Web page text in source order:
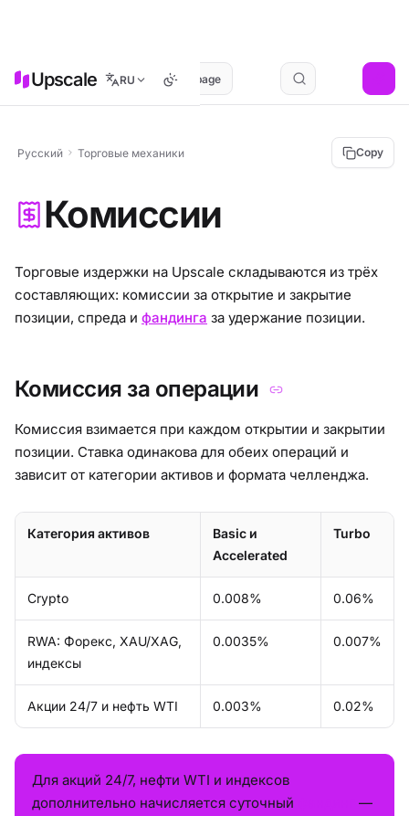
Upscale RU
Menu On this page
Русский Торговые механики Copy
Комиссии
Торговые издержки на Upscale складываются из трёх
составляющих: комиссии за открытие и закрытие
позиции, спреда и фандинга за удержание позиции.
Комиссия за операции
Комиссия взимается при каждом открытии и закрытии
позиции. Ставка одинакова для обеих операций и
зависит от категории активов и формата челленджа.
Категория активов
Basic и
Accelerated
Turbo
Crypto 0.008% 0.06%
RWA: Форекс, XAU/XAG,
индексы
0.0035% 0.007%
Акции 24/7 и нефть WTI 0.003% 0.02%
Для акций 24/7, нефти WTI и индексов
дополнительно начисляется суточный
—